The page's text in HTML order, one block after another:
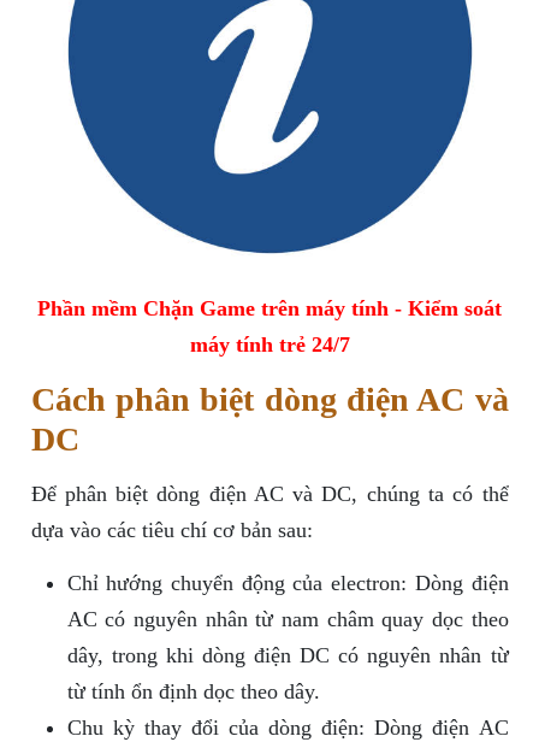
Phần mềm Chặn Game trên máy tính - Kiểm soát
máy tính trẻ 24/7
Cách phân biệt dòng điện AC và
DC
Để phân biệt dòng điện AC và DC, chúng ta có thể
dựa vào các tiêu chí cơ bản sau:
Chỉ hướng chuyển động của electron: Dòng điện
AC có nguyên nhân từ nam châm quay dọc theo
dây, trong khi dòng điện DC có nguyên nhân từ
từ tính ổn định dọc theo dây.
Chu kỳ thay đổi của dòng điện: Dòng điện AC